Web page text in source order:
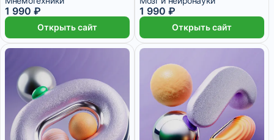
1 990 ₽
Открыть сайт
1 990 ₽
Открыть сайт